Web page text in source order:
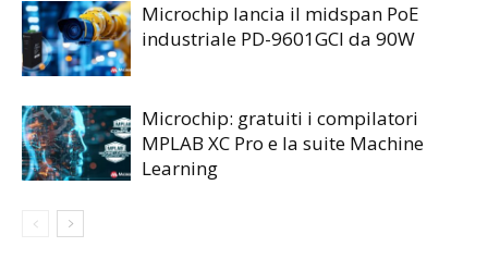
Microchip lancia il midspan PoE
industriale PD-9601GCI da 90W
Microchip: gratuiti i compilatori
MPLAB XC Pro e la suite Machine
Learning